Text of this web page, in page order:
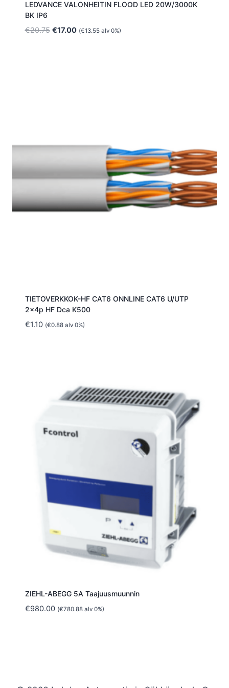
LEDVANCE VALONHEITIN FLOOD LED 20W/3000K
BK IP6
€20.75 Alkuperäinen
€17.00Nykyinen
(€13.55alv 0%)
TIETOVERKKOK-HF CAT6 ONNLINE CAT6 U/UTP
2x4p HF Dca K500
€1.10 (€0.88alv 0%)
ZIEHL-ABEGG 5A Taajuusmuunnin
€980.00 (€780.88alv 0%)